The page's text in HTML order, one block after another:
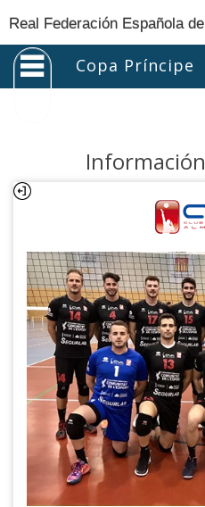
Real Federación Española
Copa Príncipe